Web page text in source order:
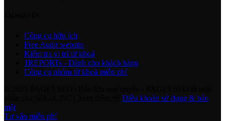
Công cụ hữu ích
Free Audit website
Kiểm tra vị trí từ khoá
1REPORTs - Dành cho khách hàng
Công cụ nhóm từ khoá miễn phí
Điều khoản sử dụng & bảo
mật
Tư vấn miễn phí